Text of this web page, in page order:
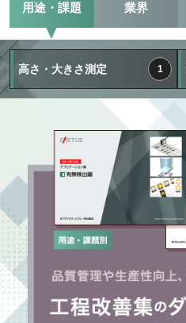
用途・課題 業界
高さ・大きさ測定 1